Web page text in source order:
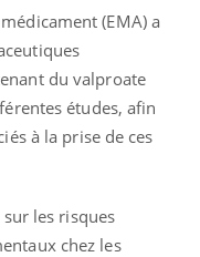
(EMA) a
du valproate
études, afin
à la prise de ces
sur les risques
chez les